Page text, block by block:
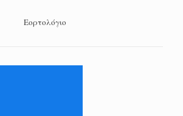
Εορτολόγιο